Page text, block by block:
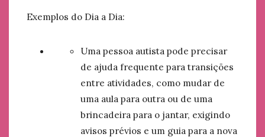
Exemplos do Dia a Dia:
Uma pessoa autista pode precisar
de ajuda frequente para transições
entre atividades, como mudar de
uma aula para outra ou de uma
brincadeira para o jantar, exigindo
avisos prévios e um guia para a nova